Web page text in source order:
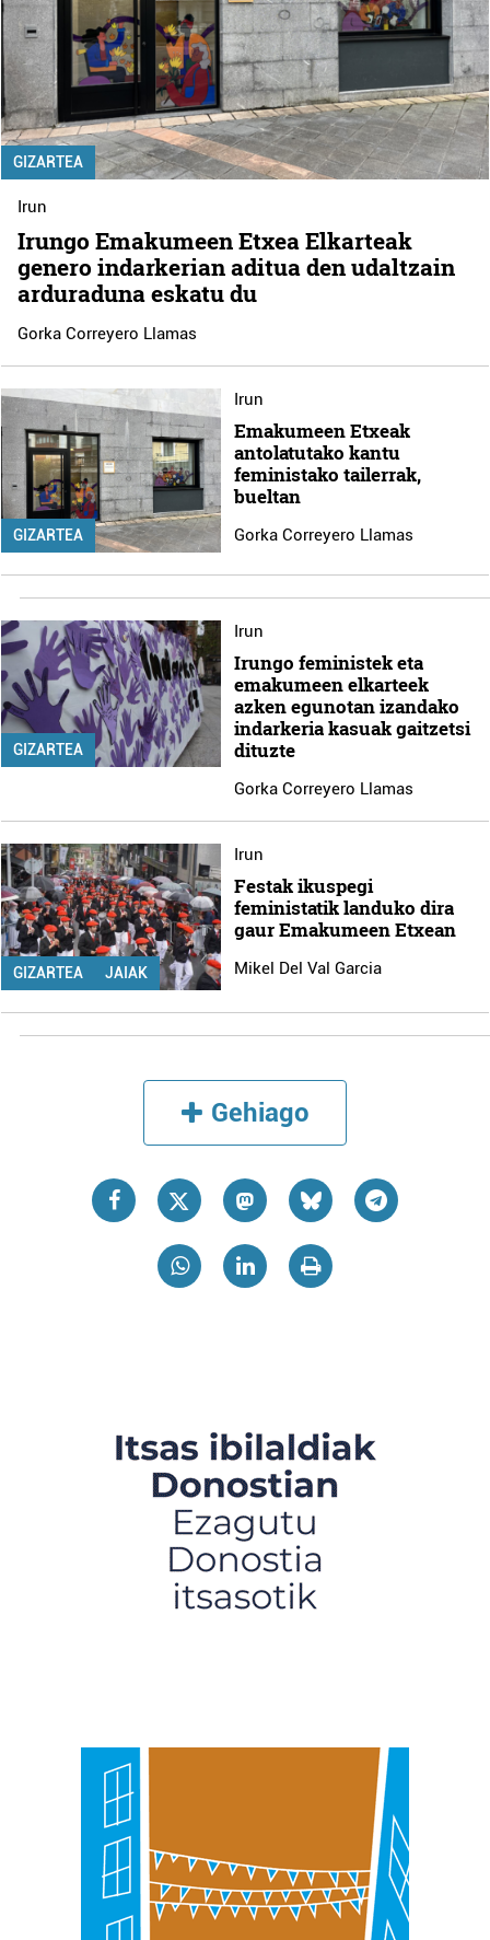
GIZARTEA
Irun
Irungo Emakumeen Etxea Elkarteak
genero indarkerian aditua den udaltzain
arduraduna eskatu du
Gorka Correyero Llamas
GIZARTEA
Irun
Emakumeen Etxeak
antolatutako kantu
feministako tailerrak,
bueltan
Gorka Correyero Llamas
GIZARTEA
Irun
Irungo feministek eta
emakumeen elkarteek
azken egunotan izandako
indarkeria kasuak gaitzetsi
dituzte
Gorka Correyero Llamas
GIZARTEA JAIAK
Irun
Festak ikuspegi
feministatik landuko dira
gaur Emakumeen Etxean
Mikel Del Val Garcia
Gehiago